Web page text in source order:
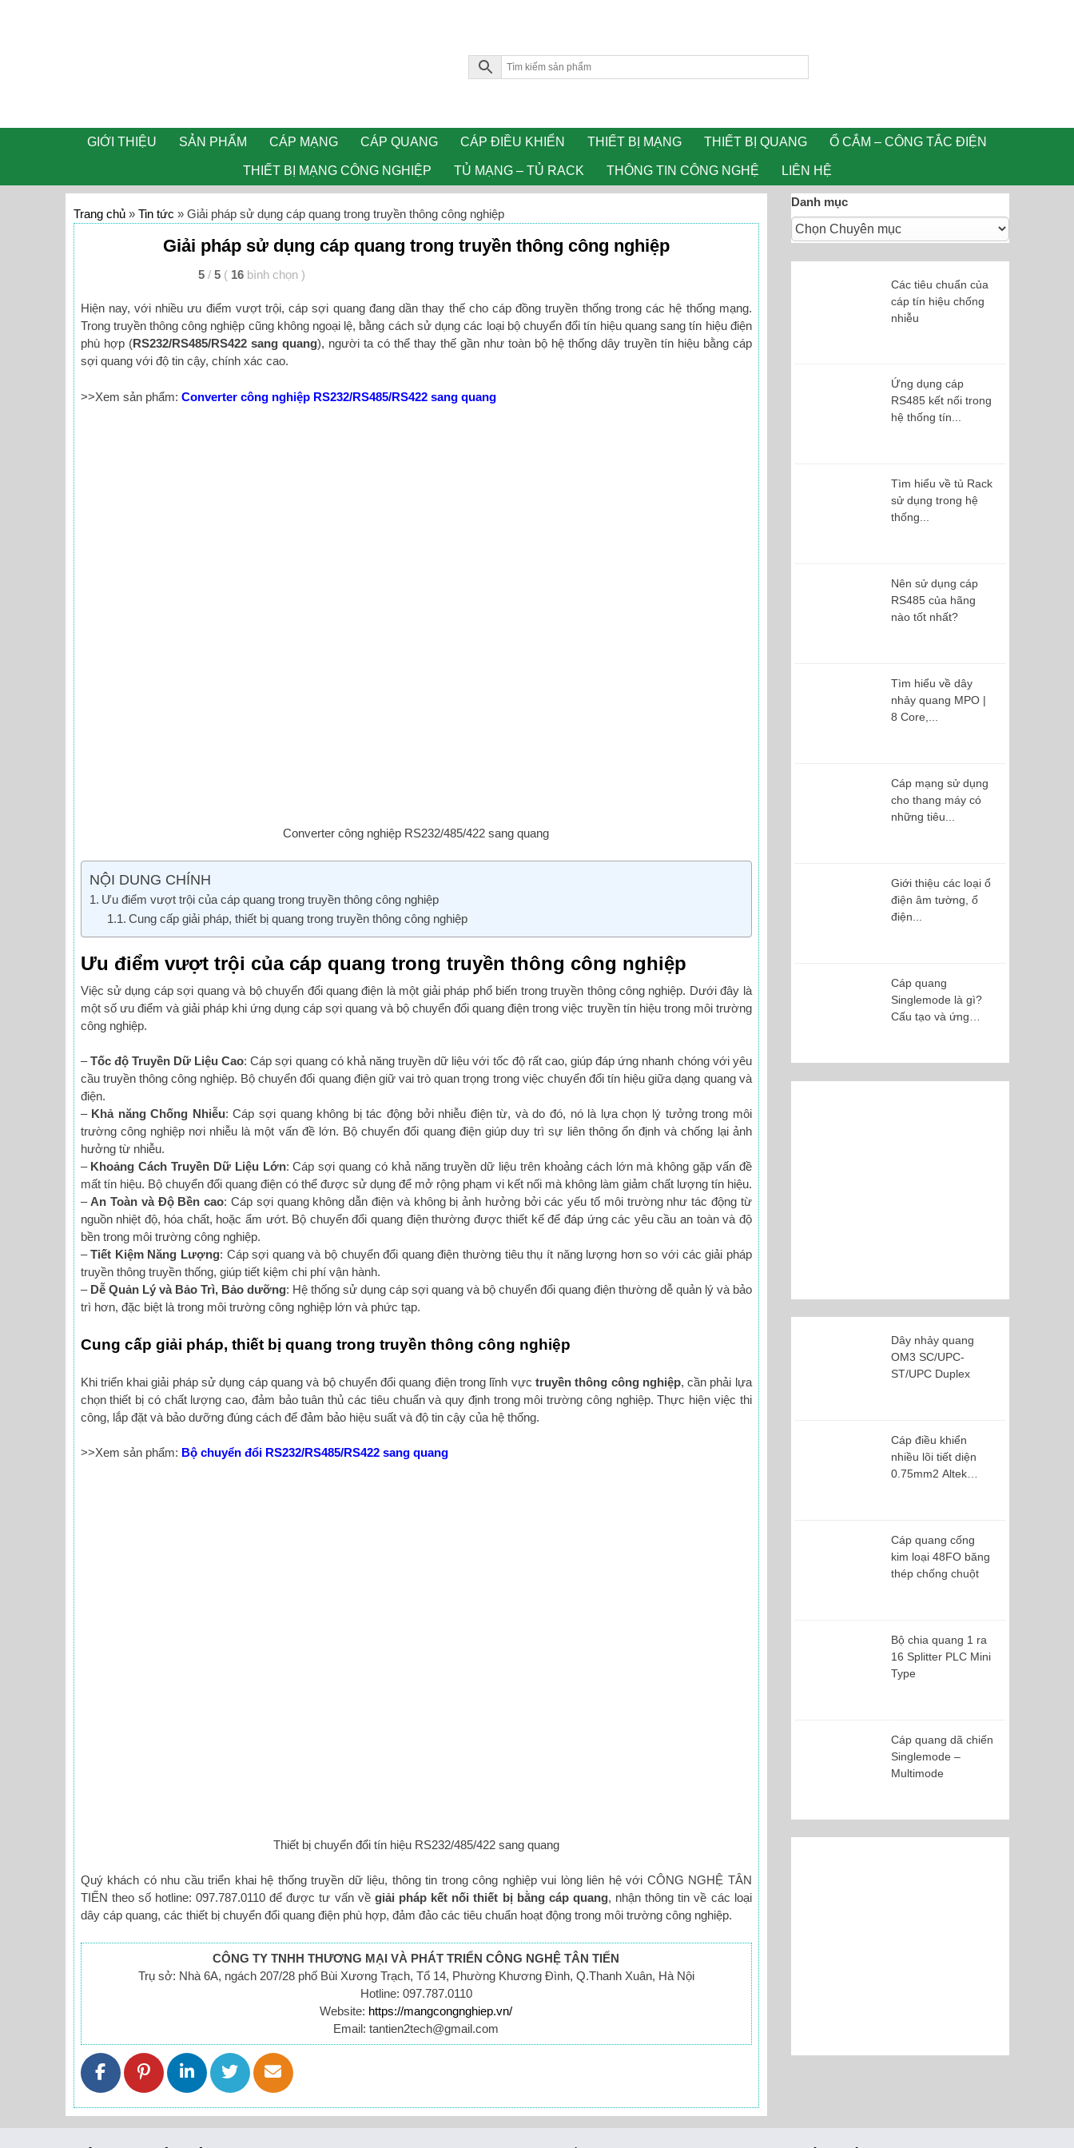
GIỚI THIỆU SẢN PHẨM CÁP MẠNG CÁP QUANG CÁP ĐIỀU KHIỂN THIẾT BỊ MẠNG THIẾT BỊ QUANG Ổ CẮM – CÔNG TẮC ĐIỆN
THIẾT BỊ MẠNG CÔNG NGHIỆP TỦ MẠNG – TỦ RACK THÔNG TIN CÔNG NGHỆ LIÊN HỆ
Trang chủ» Tin tức » Giải pháp sử dụng cáp quang trong truyền thông công nghiệp
Giải pháp sử dụng cáp quang trong truyền thông công nghiệp
5 / 5 ( 16 bình chọn )
Hiện nay, với nhiều ưu điểm vượt trội, cáp sợi quang đang dần thay thế cho cáp đồng truyền thống trong các hệ thống mạng.
Trong truyền thông công nghiệp cũng không ngoại lệ, bằng cách sử dụng các loại bộ chuyển đổi tín hiệu quang sang tín hiệu điện
phù hợp (RS232/RS485/RS422 sang quang), người ta có thể thay thế gần như toàn bộ hệ thống dây truyền tín hiệu bằng cáp
sợi quang với độ tin cậy, chính xác cao.
>>Xem sản phẩm: Converter công nghiệp RS232/RS485/RS422 sang quang
Converter công nghiệp RS232/485/422 sang quang
NỘI DUNG CHÍNH
Ưu điểm vượt trội của cáp quang trong truyền thông công nghiệp
Cung cấp giải pháp, thiết bị quang trong truyền thông công nghiệp
Ưu điểm vượt trội của cáp quang trong truyền thông công nghiệp
Việc sử dụng cáp sợi quang và bộ chuyển đổi quang điện là một giải pháp phổ biến trong truyền thông công nghiệp. Dưới đây là
một số ưu điểm và giải pháp khi ứng dụng cáp sợi quang và bộ chuyển đổi quang điện trong việc truyền tín hiệu trong môi trường
công nghiệp.
–Tốc độ Truyền Dữ Liệu Cao: Cáp sợi quang có khả năng truyền dữ liệu với tốc độ rất cao, giúp đáp ứng nhanh chóng với yêu
cầu truyền thông công nghiệp. Bộ chuyển đổi quang điện giữ vai trò quan trọng trong việc chuyển đổi tín hiệu giữa dạng quang và
điện.
– Khả năng Chống Nhiễu: Cáp sợi quang không bị tác động bởi nhiễu điện từ, và do đó, nó là lựa chọn lý tưởng trong môi
trường công nghiệp nơi nhiễu là một vấn đề lớn. Bộ chuyển đổi quang điện giúp duy trì sự liên thông ổn định và chống lại ảnh
hưởng từ nhiễu.
– Khoảng Cách Truyền Dữ Liệu Lớn: Cáp sợi quang có khả năng truyền dữ liệu trên khoảng cách lớn mà không gặp vấn đề
mất tín hiệu. Bộ chuyển đổi quang điện có thể được sử dụng để mở rộng phạm vi kết nối mà không làm giảm chất lượng tín hiệu.
–An Toàn và Độ Bền cao: Cáp sợi quang không dẫn điện và không bị ảnh hưởng bởi các yếu tố môi trường như tác động từ
nguồn nhiệt độ, hóa chất, hoặc ẩm ướt. Bộ chuyển đổi quang điện thường được thiết kế để đáp ứng các yêu cầu an toàn và độ
bền trong môi trường công nghiệp.
–Tiết Kiệm Năng Lượng: Cáp sợi quang và bộ chuyển đổi quang điện thường tiêu thụ ít năng lượng hơn so với các giải pháp
truyền thông truyền thống, giúp tiết kiệm chi phí vận hành.
– Dễ Quản Lý và Bảo Trì, Bảo dưỡng: Hệ thống sử dụng cáp sợi quang và bộ chuyển đổi quang điện thường dễ quản lý và bảo
trì hơn, đặc biệt là trong môi trường công nghiệp lớn và phức tạp.
Cung cấp giải pháp, thiết bị quang trong truyền thông công nghiệp
Khi triển khai giải pháp sử dụng cáp quang và bộ chuyển đổi quang điện trong lĩnh vực truyền thông công nghiệp, cần phải lựa
chọn thiết bị có chất lượng cao, đảm bảo tuân thủ các tiêu chuẩn và quy định trong môi trường công nghiệp. Thực hiện việc thi
công, lắp đặt và bảo dưỡng đúng cách để đảm bảo hiệu suất và độ tin cậy của hệ thống.
>>Xem sản phẩm: Bộ chuyển đổi RS232/RS485/RS422 sang quang
Thiết bị chuyển đổi tín hiệu RS232/485/422 sang quang
Quý khách có nhu cầu triển khai hệ thống truyền dữ liệu, thông tin trong công nghiệp vui lòng liên hệ với CÔNG NGHỆ TÂN
TIẾN theo số hotline: 097.787.0110 để được tư vấn về giải pháp kết nối thiết bị bằng cáp quang, nhận thông tin về các loại
dây cáp quang, các thiết bị chuyển đổi quang điện phù hợp, đảm đảo các tiêu chuẩn hoạt động trong môi trường công nghiệp.
CÔNG TY TNHH THƯƠNG MẠI VÀ PHÁT TRIỂN CÔNG NGHỆ TÂN TIẾN
Trụ sở: Nhà 6A, ngách 207/28 phố Bùi Xương Trạch, Tổ 14, Phường Khương Đình, Q.Thanh Xuân, Hà Nội
Hotline: 097.787.0110
Website: https://mangcongnghiep.vn/
Email: tantien2tech@gmail.com
Danh mục
Các tiêu chuẩn của
cáp tín hiệu chống
nhiễu
Ứng dụng cáp
RS485 kết nối trong
hệ thống tín...
Tìm hiểu về tủ Rack
sử dụng trong hệ
thống...
Nên sử dụng cáp
RS485 của hãng
nào tốt nhất?
Tìm hiểu về dây
nhảy quang MPO |
8 Core,...
Cáp mạng sử dụng
cho thang máy có
những tiêu...
Giới thiệu các loại ổ
điện âm tường, ổ
điện...
Cáp quang
Singlemode là gì?
Cấu tạo và ứng
Dây nhảy quang
OM3 SC/UPC-
ST/UPC Duplex
Cáp điều khiển
nhiều lõi tiết diện
0.75mm2 Altek
Cáp quang cống
kim loại 48FO băng
thép chống chuột
Bộ chia quang 1 ra
16 Splitter PLC Mini
Type
Cáp quang dã chiến
Singlemode –
Multimode